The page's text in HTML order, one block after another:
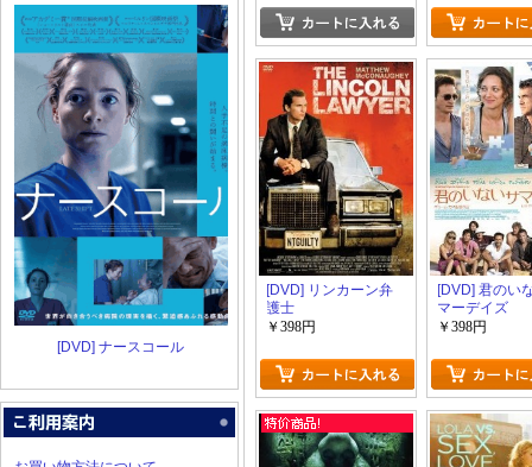
[DVD] ナースコール
[DVD] リンカーン弁
護士
￥398円
[DVD] 君のい
マーデイズ
￥398円